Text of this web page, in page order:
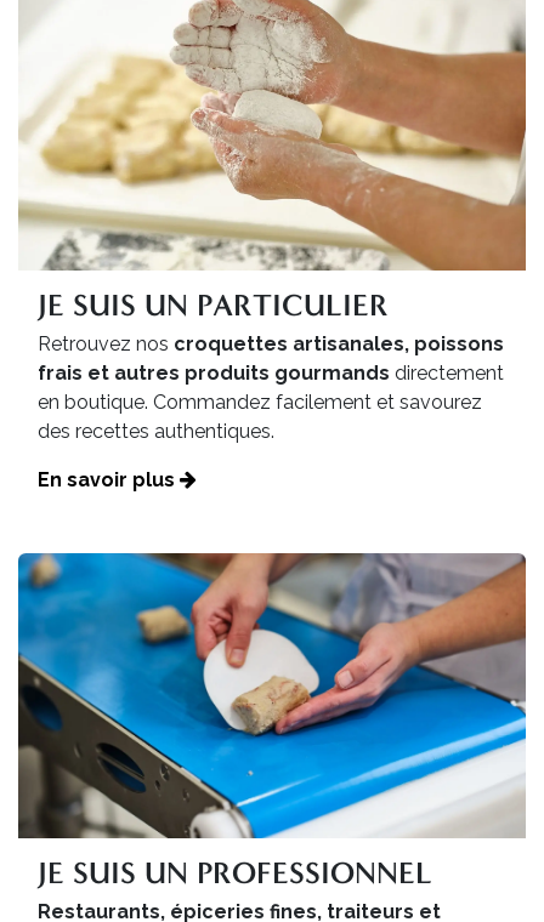
JE SUIS UN PARTICULIER
Retrouvez nos croquettes artisanales, poissons
frais et autres produits gourmands directement
en boutique. Commandez facilement et savourez
des recettes authentiques.
En savoir plus
JE SUIS UN PROFESSIONNEL
Restaurants, épiceries fines, traiteurs et